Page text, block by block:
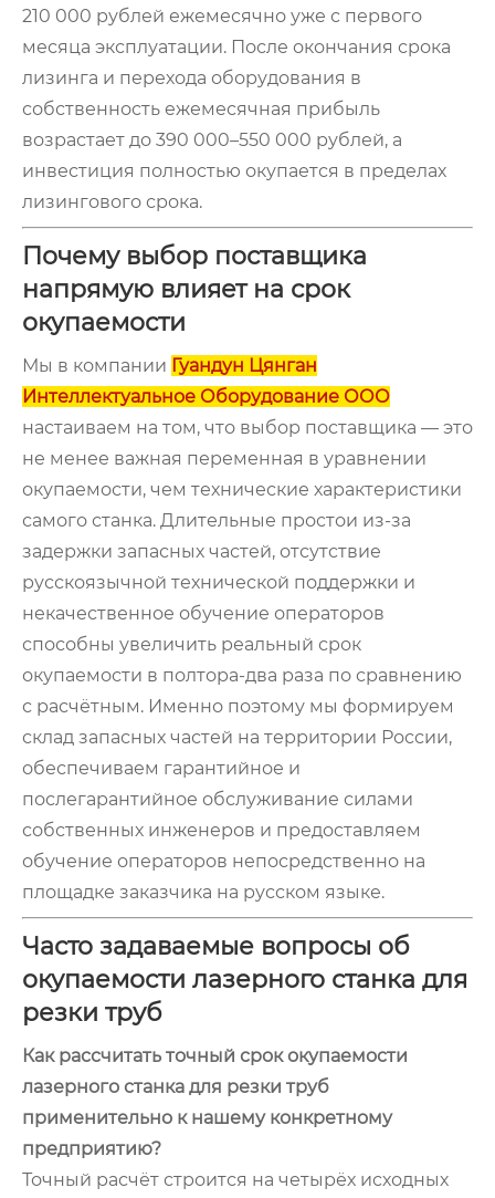
210 000 рублей ежемесячно уже с первого
месяца эксплуатации. После окончания срока
лизинга и перехода оборудования в
собственность ежемесячная прибыль
возрастает до 390 000–550 000 рублей, а
инвестиция полностью окупается в пределах
лизингового срока.
Почему выбор поставщика
напрямую влияет на срок
окупаемости
Мы в компании Гуандун Цянган
Интеллектуальное Оборудование ООО
настаиваем на том, что выбор поставщика — это
не менее важная переменная в уравнении
окупаемости, чем технические характеристики
самого станка. Длительные простои из-за
задержки запасных частей, отсутствие
русскоязычной технической поддержки и
некачественное обучение операторов
способны увеличить реальный срок
окупаемости в полтора-два раза по сравнению
с расчётным. Именно поэтому мы формируем
склад запасных частей на территории России,
обеспечиваем гарантийное и
послегарантийное обслуживание силами
собственных инженеров и предоставляем
обучение операторов непосредственно на
площадке заказчика на русском языке.
Часто задаваемые вопросы об
окупаемости лазерного станка для
резки труб
Как рассчитать точный срок окупаемости
лазерного станка для резки труб
применительно к нашему конкретному
предприятию?
Точный расчёт строится на четырёх исходных